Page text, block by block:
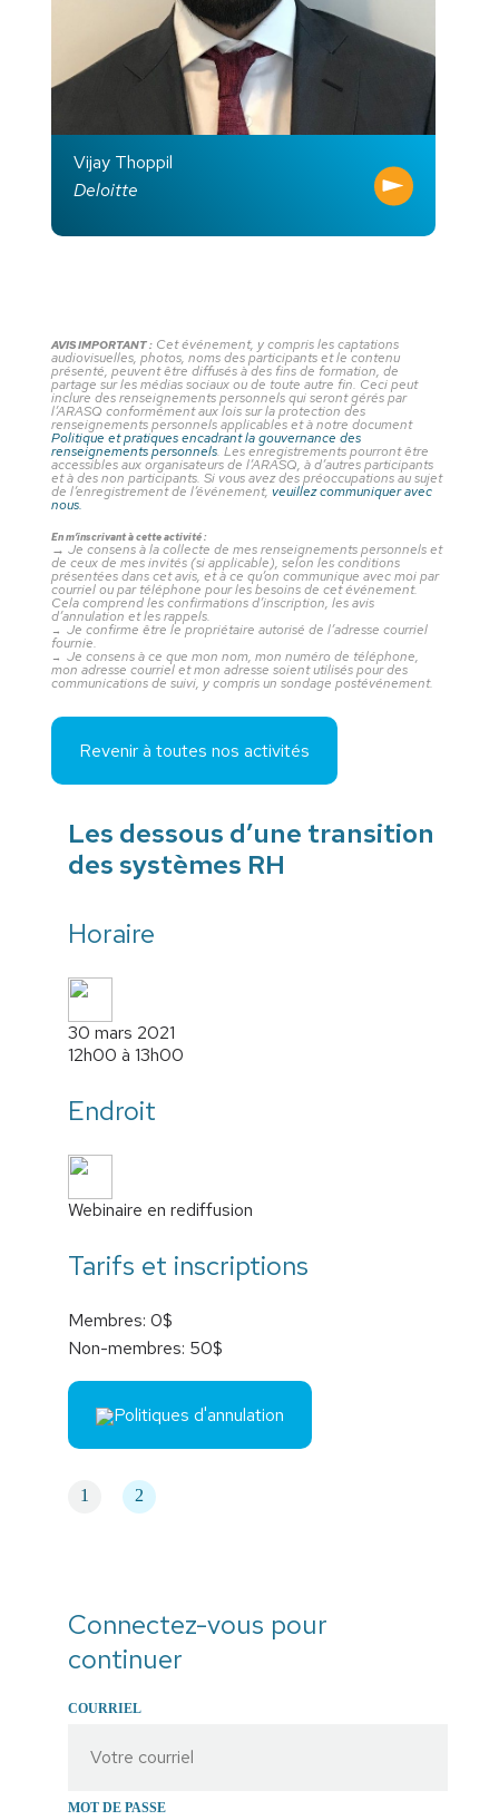
Vijay Thoppil
Deloitte
AVIS IMPORTANT : Cet événement, y compris les captations
audiovisuelles, photos, noms des participants et le contenu
présenté, peuvent être diffusés à des fins de formation, de
partage sur les médias sociaux ou de toute autre fin. Ceci peut
inclure des renseignements personnels qui seront gérés par
l’ARASQ conformément aux lois sur la protection des
renseignements personnels applicables et à notre document
Politique et pratiques encadrant la gouvernance des
renseignements personnels. Les enregistrements pourront être
accessibles aux organisateurs de l’ARASQ, à d’autres participants
et à des non participants. Si vous avez des préoccupations au sujet
de l’enregistrement de l’événement,veuillez communiquer avec
nous.
En m’inscrivant à cette activité :
→Je consens à la collecte de mes renseignements personnels et
de ceux de mes invités (si applicable), selon les conditions
présentées dans cet avis, et à ce qu’on communique avec moi par
courriel ou par téléphone pour les besoins de cet événement.
Cela comprend les confirmations d’inscription, les avis
d’annulation et les rappels.
→ Je confirme être le propriétaire autorisé de l’adresse courriel
fournie.
→ Je consens à ce que mon nom, mon numéro de téléphone,
mon adresse courriel et mon adresse soient utilisés pour des
communications de suivi, y compris un sondage postévénement.
Revenir à toutes nos activités
Les dessous d’une transition
des systèmes RH
Horaire
30 mars 2021
12h00 à 13h00
Endroit
Webinaire en rediffusion
Tarifs et inscriptions
Membres: 0$
Non-membres: 50$
Politiques d'annulation
1 2
Connectez-vous pour
continuer
COURRIEL
MOT DE PASSE